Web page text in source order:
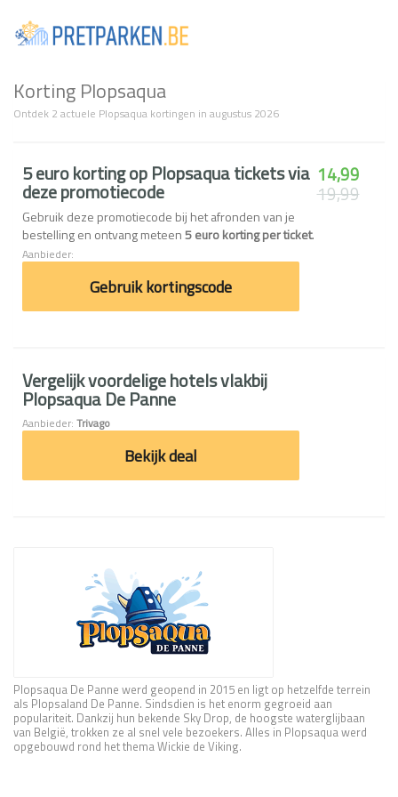
Korting Plopsaqua
Ontdek 2 actuele Plopsaqua kortingen in augustus 2026
5 euro korting op Plopsaqua tickets via
deze promotiecode
Gebruik deze promotiecode bij het afronden van je
bestelling en ontvang meteen5 euro korting per ticket.
Aanbieder:
Gebruik kortingscode
14,99
19,99
Vergelijk voordelige hotels vlakbij
Plopsaqua De Panne
Aanbieder: Trivago
Bekijk deal
Plopsaqua De Panne werd geopend in 2015 en ligt op hetzelfde terrein
als Plopsaland De Panne. Sindsdien is het enorm gegroeid aan
populariteit. Dankzij hun bekende Sky Drop, de hoogste waterglijbaan
van België, trokken ze al snel vele bezoekers. Alles in Plopsaqua werd
opgebouwd rond het thema Wickie de Viking.